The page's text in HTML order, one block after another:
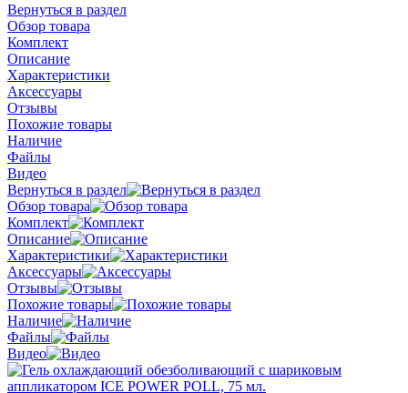
Вернуться в раздел
Обзор товара
Комплект
Описание
Характеристики
Аксессуары
Отзывы
Похожие товары
Наличие
Файлы
Видео
Вернуться в раздел
Обзор товара
Комплект
Описание
Характеристики
Аксессуары
Отзывы
Похожие товары
Наличие
Файлы
Видео